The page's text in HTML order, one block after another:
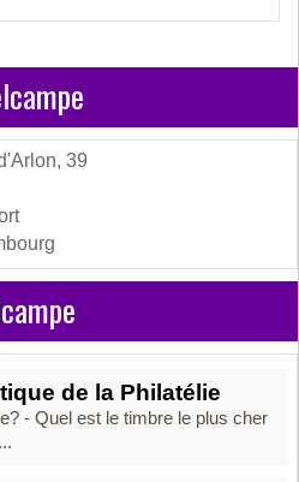
39
de la Philatélie
- Quel est le timbre le plus cher